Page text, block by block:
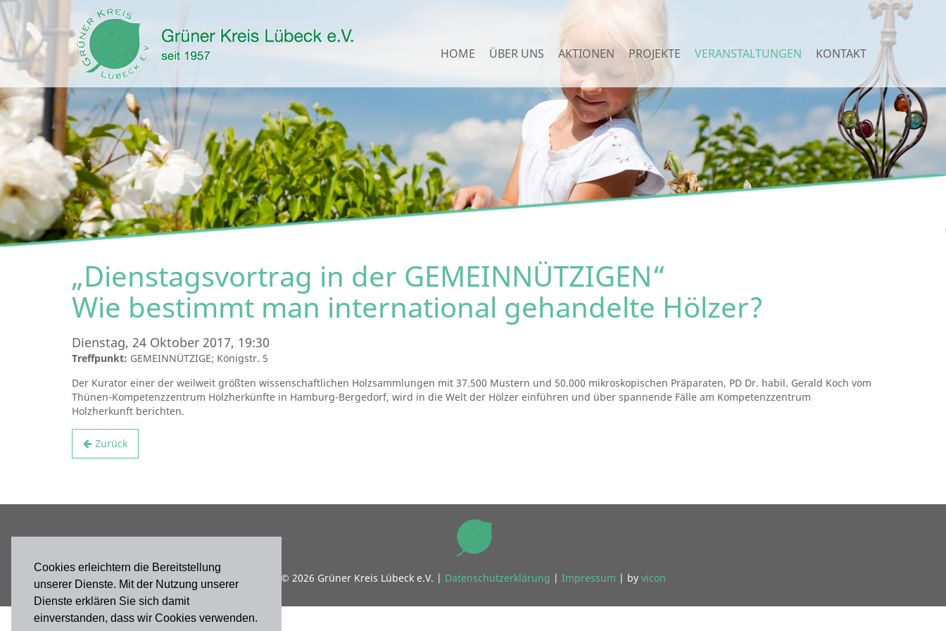
Cookies erleichtern die Bereitstellung
unserer Dienste. Mit der Nutzung unserer
Dienste erklären Sie sich damit
einverstanden, dass wir Cookies verwenden.
HOME ÜBER UNS AKTIONEN PROJEKTE VERANSTALTUNGEN KONTAKT
„Dienstagsvortrag in der GEMEINNÜTZIGEN“
Wie bestimmt man international gehandelte Hölzer?
Dienstag, 24 Oktober 2017, 19:30
Treffpunkt: GEMEINNÜTZIGE; Königstr. 5
Der Kurator einer der weilweit größten wissenschaftlichen Holzsammlungen mit 37.500 Mustern und 50.000 mikroskopischen Präparaten, PD Dr. habil. Gerald Koch vom
Thünen-Kompetenzzentrum Holzherkünfte in Hamburg-Bergedorf, wird in die Welt der Hölzer einführen und über spannende Fälle am Kompetenzzentrum
Holzherkunft berichten.
Zurück
© 2026 Grüner Kreis Lübeck e.V. | Datenschutzerklärung | Impressum | by vicon